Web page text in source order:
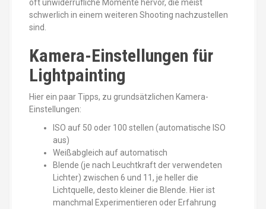
oft unwiderrufliche Momente hervor, die meist
schwerlich in einem weiteren Shooting nachzustellen
sind.
Kamera-Einstellungen für
Lightpainting
Hier ein paar Tipps, zu grundsätzlichen Kamera-
Einstellungen:
ISO auf 50 oder 100 stellen (automatische ISO
aus)
Weißabgleich auf automatisch
Blende (je nach Leuchtkraft der verwendeten
Lichter) zwischen 6 und 11, je heller die
Lichtquelle, desto kleiner die Blende. Hier ist
manchmal Experimentieren oder Erfahrung